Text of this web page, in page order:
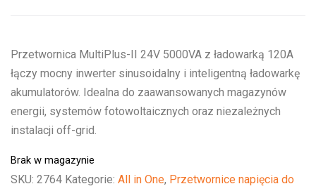
Przetwornica MultiPlus-II 24V 5000VA z ładowarką 120A
łączy mocny inwerter sinusoidalny i inteligentną ładowarkę
akumulatorów. Idealna do zaawansowanych magazynów
energii, systemów fotowoltaicznych oraz niezależnych
instalacji off-grid.
Brak w magazynie
SKU: 2764 Kategorie: All in One, Przetwornice napięcia do